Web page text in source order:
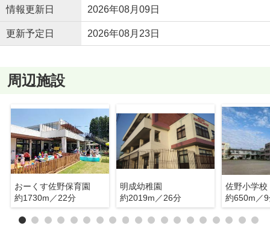
情報更新日 2026年08月09日
更新予定日 2026年08月23日
周辺施設
おーくす佐野保育園
約1730m／22分
明成幼稚園
約2019m／26分
佐野小学校
約650m／